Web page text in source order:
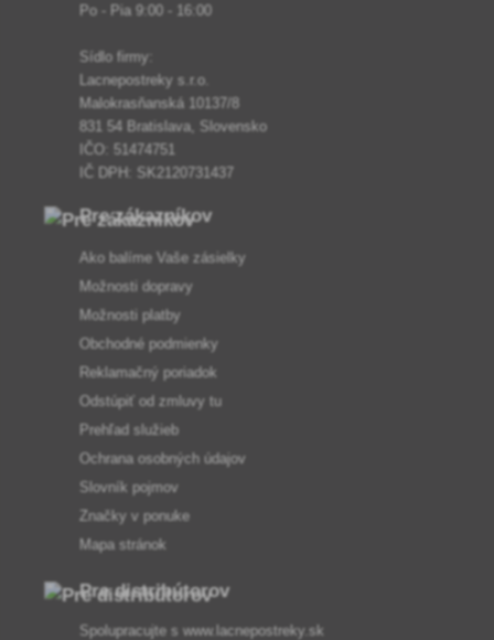
Po - Pia 9:00 - 16:00
Sídlo firmy:
Lacnepostreky s.r.o.
Malokrasňanská 10137/8
831 54 Bratislava, Slovensko
IČO: 51474751
IČ DPH: SK2120731437
Pre zákazníkov
Ako balíme Vaše zásielky
Možnosti dopravy
Možnosti platby
Obchodné podmienky
Reklamačný poriadok
Odstúpiť od zmluvy tu
Prehľad služieb
Ochrana osobných údajov
Slovník pojmov
Značky v ponuke
Mapa stránok
Pre distribútorov
Spolupracujte s www.lacnepostreky.sk